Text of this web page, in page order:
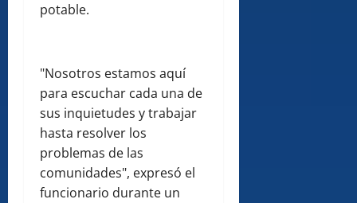
potable.
"Nosotros estamos aquí
para escuchar cada una de
sus inquietudes y trabajar
hasta resolver los
problemas de las
comunidades", expresó el
funcionario durante un